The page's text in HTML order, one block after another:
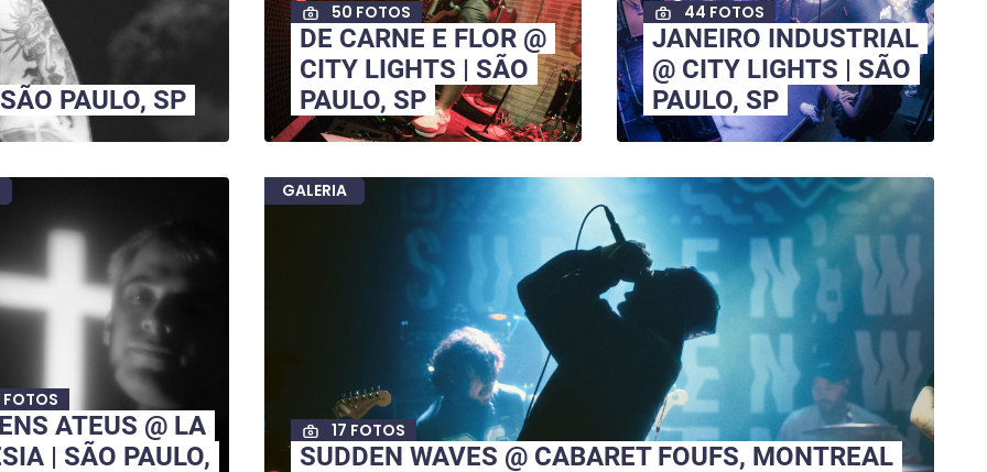
PAULO, SP
50 FOTOS
DE CARNE E FLOR @
CITY LIGHTS | SÃO
PAULO, SP
44 FOTOS
JANEIRO INDUSTRIAL
@ CITY LIGHTS | SÃO
PAULO, SP
ATEUS @ LA
| SÃO PAULO,
GALERIA
17 FOTOS
SUDDEN WAVES @ CABARET FOUFS, MONTREAL